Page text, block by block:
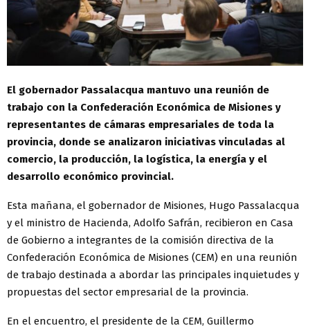
El gobernador Passalacqua mantuvo una reunión de
trabajo con la Confederación Económica de Misiones y
representantes de cámaras empresariales de toda la
provincia, donde se analizaron iniciativas vinculadas al
comercio, la producción, la logística, la energía y el
desarrollo económico provincial.
Esta mañana, el gobernador de Misiones, Hugo Passalacqua
y el ministro de Hacienda, Adolfo Safrán, recibieron en Casa
de Gobierno a integrantes de la comisión directiva de la
Confederación Económica de Misiones (CEM) en una reunión
de trabajo destinada a abordar las principales inquietudes y
propuestas del sector empresarial de la provincia.
En el encuentro, el presidente de la CEM, Guillermo